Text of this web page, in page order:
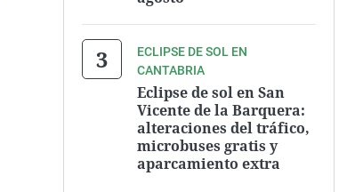
ECLIPSE DE SOL EN
CANTABRIA
Eclipse de sol en San
Vicente de la Barquera:
alteraciones del tráfico,
microbuses gratis y
aparcamiento extra